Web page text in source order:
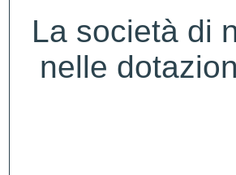
La società di
nelle